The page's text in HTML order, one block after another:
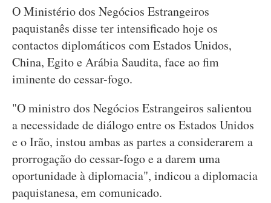
O Ministério dos Negócios Estrangeiros
paquistanês disse ter intensificado hoje os
contactos diplomáticos com Estados Unidos,
China, Egito e Arábia Saudita, face ao fim
iminente do cessar-fogo.
"O ministro dos Negócios Estrangeiros salientou
a necessidade de diálogo entre os Estados Unidos
e o Irão, instou ambas as partes a considerarem a
prorrogação do cessar-fogo e a darem uma
oportunidade à diplomacia", indicou a diplomacia
paquistanesa, em comunicado.